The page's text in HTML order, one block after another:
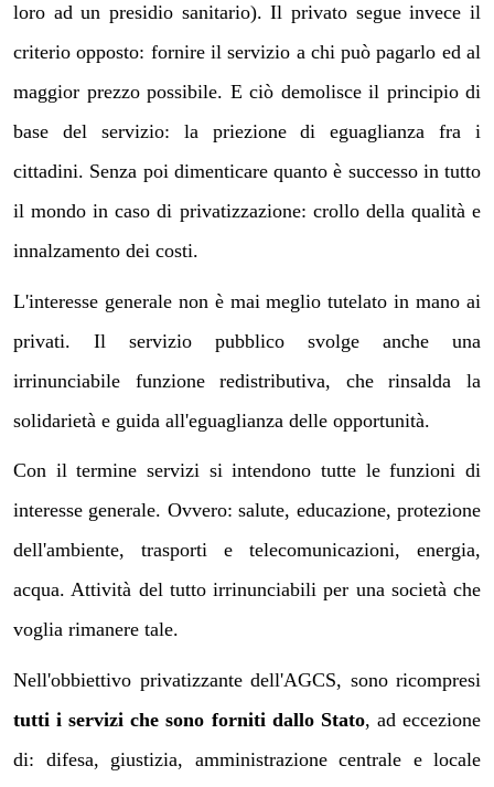
loro ad un presidio sanitario). Il privato segue invece il
criterio opposto: fornire il servizio a chi può pagarlo ed al
maggior prezzo possibile. E ciò demolisce il principio di
base del servizio: la priezione di eguaglianza fra i
cittadini. Senza poi dimenticare quanto è successo in tutto
il mondo in caso di privatizzazione: crollo della qualità e
innalzamento dei costi.
L'interesse generale non è mai meglio tutelato in mano ai
privati. Il servizio pubblico svolge anche una
irrinunciabile funzione redistributiva, che rinsalda la
solidarietà e guida all'eguaglianza delle opportunità.
Con il termine servizi si intendono tutte le funzioni di
interesse generale. Ovvero: salute, educazione, protezione
dell'ambiente, trasporti e telecomunicazioni, energia,
acqua. Attività del tutto irrinunciabili per una società che
voglia rimanere tale.
Nell'obbiettivo privatizzante dell'AGCS, sono ricompresi
tutti i servizi che sono forniti dallo Stato, ad eccezione
di: difesa, giustizia, amministrazione centrale e locale